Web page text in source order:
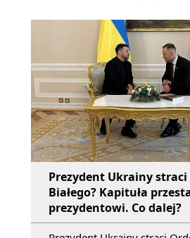
Prezydent Ukrainy straci
Białego? Kapituła
prezydentowi. Co dalej?